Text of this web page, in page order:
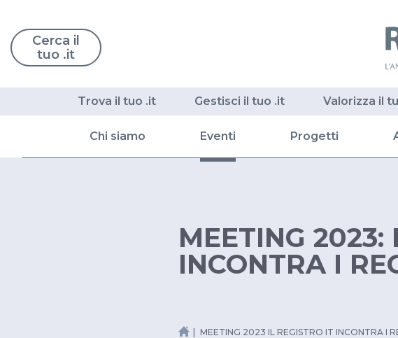
Cerca il
tuo .it
Trova il tuo .it Gestisci il tuo .it Valorizza il
Chi siamo Eventi Progetti
MEETING 2023:
INCONTRA I
MEETING 2023 IL REGISTRO IT INCONTRA I